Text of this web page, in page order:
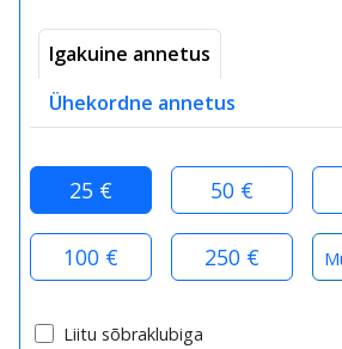
Igakuine annetus
Ühekordne annetus
25 € 50 €
100 € 250 €
Liitu sõbraklubiga